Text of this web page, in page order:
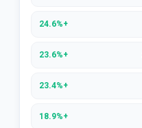
+24.6%
+23.6%
+23.4%
+18.9%